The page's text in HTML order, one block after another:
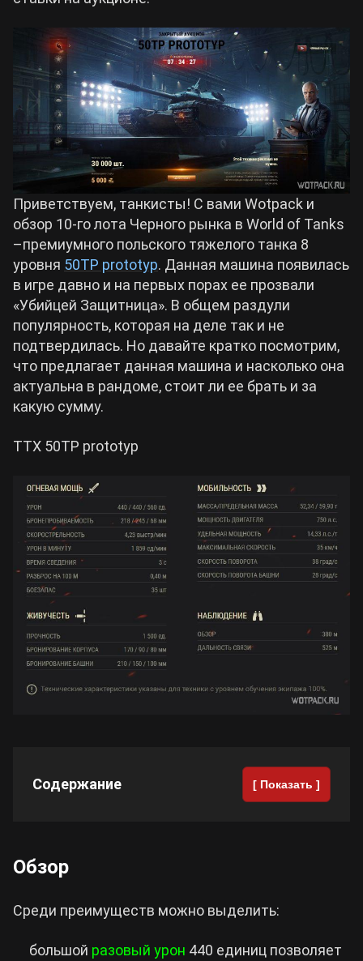
Crimson Desert
Zenless Zone Zero
Kingdom Come: Deliverance 2
Path of Exile 2
Wuthering Waves
Roblox
Hogwarts Legacy
Cyberpunk 2077
Все игры
Билды Arknights: Endfield
Билды Wuthering Waves
Билды Cyberpunk 2077
Билды Path of Exile 2
Приветствуем, танкисты! С вами Wotpack и
обзор 10-го лота Черного рынка в World of Tanks
–премиумного польского тяжелого танка 8
уровня 50TP prototyp. Данная машина появилась
в игре давно и на первых порах ее прозвали
«Убийцей Защитница». В общем раздули
популярность, которая на деле так и не
подтвердилась. Но давайте кратко посмотрим,
что предлагает данная машина и насколько она
актуальна в рандоме, стоит ли ее брать и за
какую сумму.
ТТХ 50TP prototyp
Содержание [ Показать ]
Обзор
Среди преимуществ можно выделить:
большой разовый урон 440 единиц позволяет